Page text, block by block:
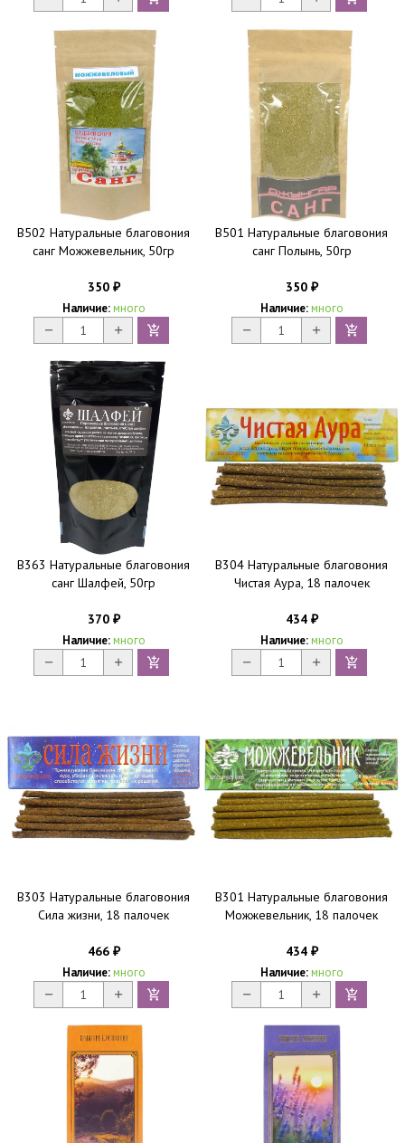
B502 Натуральные благовония
санг Можжевельник, 50гр
350 ₽
Наличие: много
B501 Натуральные благовония
санг Полынь, 50гр
350 ₽
Наличие: много
B363 Натуральные благовония
санг Шалфей, 50гр
370 ₽
Наличие: много
B304 Натуральные благовония
Чистая Аура, 18 палочек
434 ₽
Наличие: много
B303 Натуральные благовония
Сила жизни, 18 палочек
466 ₽
Наличие: много
B301 Натуральные благовония
Можжевельник, 18 палочек
434 ₽
Наличие: много